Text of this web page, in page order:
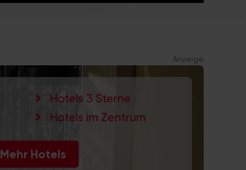
Anzeige
Hotels 3 Sterne
Hotels im Zentrum
Mehr Hotels